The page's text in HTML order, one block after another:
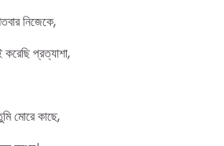
নিজেকে,
প্রত্যাশা,
মোরে কাছে,